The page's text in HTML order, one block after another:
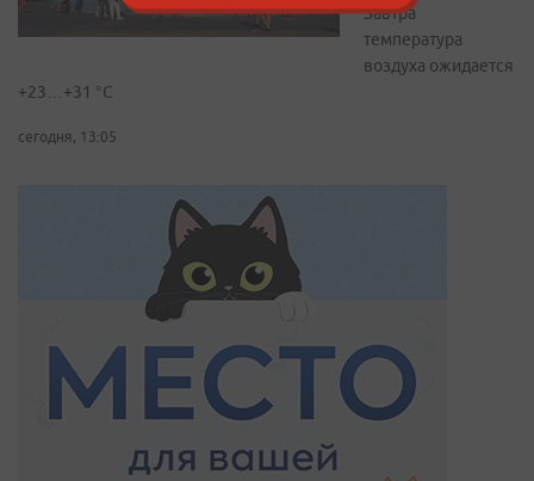
Завтра
температура
воздуха ожидается
+23…+31 °C
сегодня, 13:05